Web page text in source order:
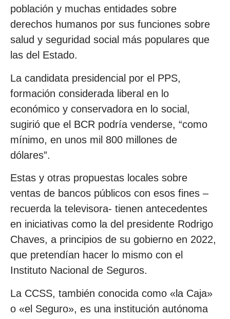
población y muchas entidades sobre
derechos humanos por sus funciones sobre
salud y seguridad social más populares que
las del Estado.
La candidata presidencial por el PPS,
formación considerada liberal en lo
económico y conservadora en lo social,
sugirió que el BCR podría venderse, “como
mínimo, en unos mil 800 millones de
dólares”.
Estas y otras propuestas locales sobre
ventas de bancos públicos con esos fines –
recuerda la televisora- tienen antecedentes
en iniciativas como la del presidente Rodrigo
Chaves, a principios de su gobierno en 2022,
que pretendían hacer lo mismo con el
Instituto Nacional de Seguros.
La CCSS, también conocida como «la Caja»
o «el Seguro», es una institución autónoma